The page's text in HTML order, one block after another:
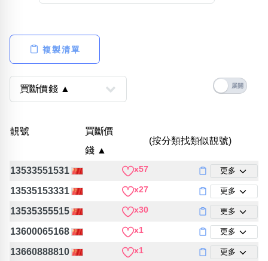
次數分類
生日分類
搜尋
複製清單
靚號
買斷價
錢 ▲
(按分類找類似靚號)
13533551531 x57 更多
13535153331 x27 更多
13535355515 x30 更多
13600065168 x1 更多
13660888810 x1 更多